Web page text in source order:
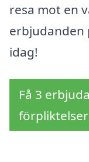
resa mot en
erbjudanden
idag!
Få 3
förpliktelser